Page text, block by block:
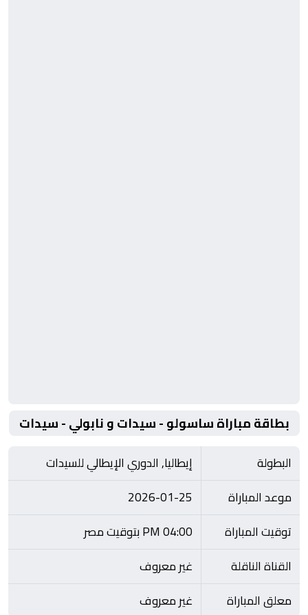
بطاقة مباراة ساسولو - سيدات و نابولي - سيدات
البطولة
إيطاليا, الدوري الإيطالي للسيدات
موعد المباراة
2026-01-25
توقيت المباراة
04:00 PM بتوقيت مصر
القناة الناقلة
غير معروف
معلق المباراة
غير معروف